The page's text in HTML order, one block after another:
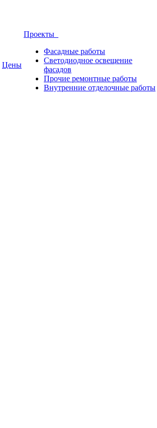
Цены
Проекты
Фасадные работы
Светодиодное освещение
фасадов
Прочие ремонтные работы
Внутренние отделочные работы